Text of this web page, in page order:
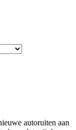
autoruiten aan